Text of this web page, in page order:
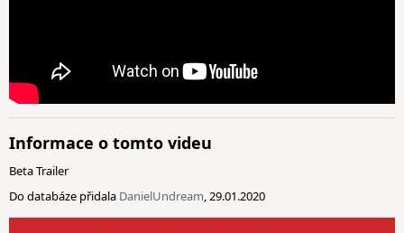
Informace o tomto videu
Beta Trailer
Do databáze přidala DanielUndream, 29.01.2020